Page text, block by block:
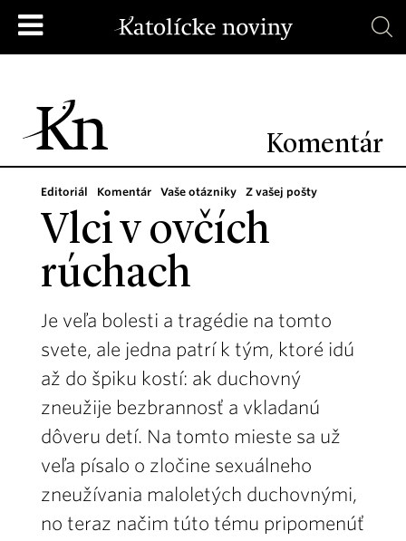
Komentár
Editoriál Komentár Vaše otázniky Z vašej pošty
Vlci v ovčích
rúchach
Je veľa bolesti a tragédie na tomto
svete, ale jedna patrí k tým, ktoré idú
až do špiku kostí: ak duchovný
zneužije bezbrannosť a vkladanú
dôveru detí. Na tomto mieste sa už
veľa písalo o zločine sexuálneho
zneužívania maloletých duchovnými,
no teraz načim túto tému pripomenúť